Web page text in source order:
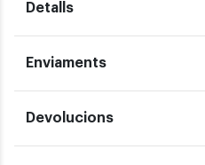
Detalls
Enviaments
Devolucions